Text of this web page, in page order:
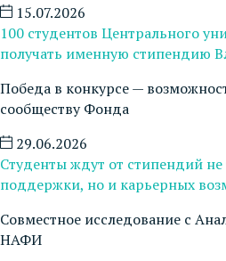
15.07.2026
100 студентов Центрального
получать именную стипендию
Победа в конкурсе —
сообществу Фонда
29.06.2026
Студенты ждут от стипендий
поддержки, но и карьерных
Совместное исследование с
НАФИ